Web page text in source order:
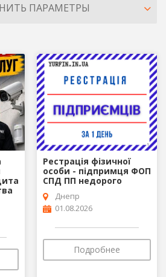
ПАРАМЕТРЫ
Рестрація фізичної
особи - підпримця ФОП
СПД ПП недорого
Днепр
01.08.2026
Подробнее